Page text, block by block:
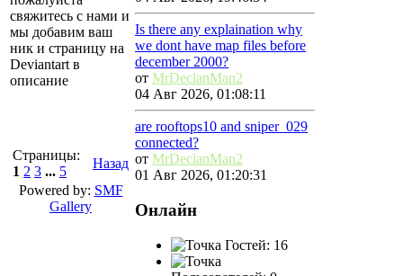
свяжитесь с нами и
мы добавим ваш
ник и страницу на
Deviantart в
описание
Страницы:
1 2 3 ... 5
Назад
Powered by: SMF
Gallery
Is there any explaination why
we dont have map files before
december 2000?
от MrDeclanMan2
04 Авг 2026, 01:08:11
are rooftops10 and sniper_029
connected?
от MrDeclanMan2
01 Авг 2026, 01:20:31
Онлайн
Гостей: 16